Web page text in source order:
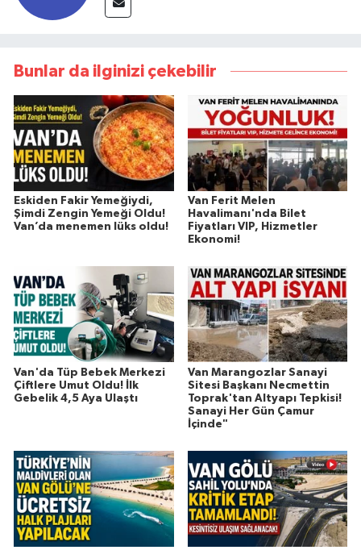
Bunlar da ilginizi çekebilir
Eskiden Fakir Yemeğiydi,
Şimdi Zengin Yemeği Oldu!
Van’da menemen lüks oldu!
Van Ferit Melen
Havalimanı'nda Bilet
Fiyatları VIP, Hizmetler
Ekonomi!
Van'da Tüp Bebek Merkezi
Çiftlere Umut Oldu! İlk
Gebelik 4,5 Aya Ulaştı
Van Marangozlar Sanayi
Sitesi Başkanı Necmettin
Toprak'tan Altyapı Tepkisi!
Sanayi Her Gün Çamur
İçinde"